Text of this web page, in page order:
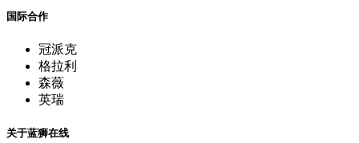
国际合作
冠派克
格拉利
森薇
英瑞
关于蓝狮在线